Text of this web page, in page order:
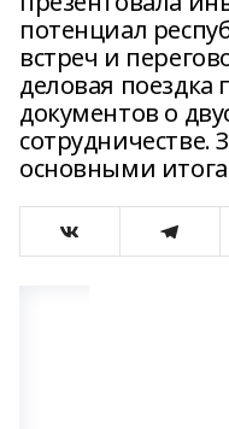
потенциал
встреч и
деловая поездка
документов о
сотрудничестве.
основными